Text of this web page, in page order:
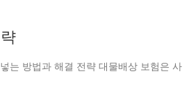
는 방법과 해결 전략 대물배상 보험은 사